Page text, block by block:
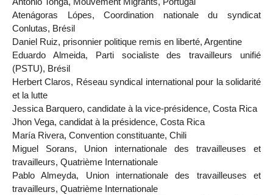
Atenágoras Lópes, Coordination nationale du syndicat
Conlutas, Brésil
Daniel Ruiz, prisonnier politique remis en liberté, Argentine
Eduardo Almeida, Parti socialiste des travailleurs unifié
(PSTU), Brésil
Herbert Claros, Réseau syndical international pour la solidarité
et la lutte
Jessica Barquero, candidate à la vice-présidence, Costa Rica
Jhon Vega, candidat à la présidence, Costa Rica
María Rivera, Convention constituante, Chili
Miguel Sorans, Union internationale des travailleuses et
travailleurs, Quatrième Internationale
Pablo Almeyda, Union internationale des travailleuses et
travailleurs, Quatrième Internationale